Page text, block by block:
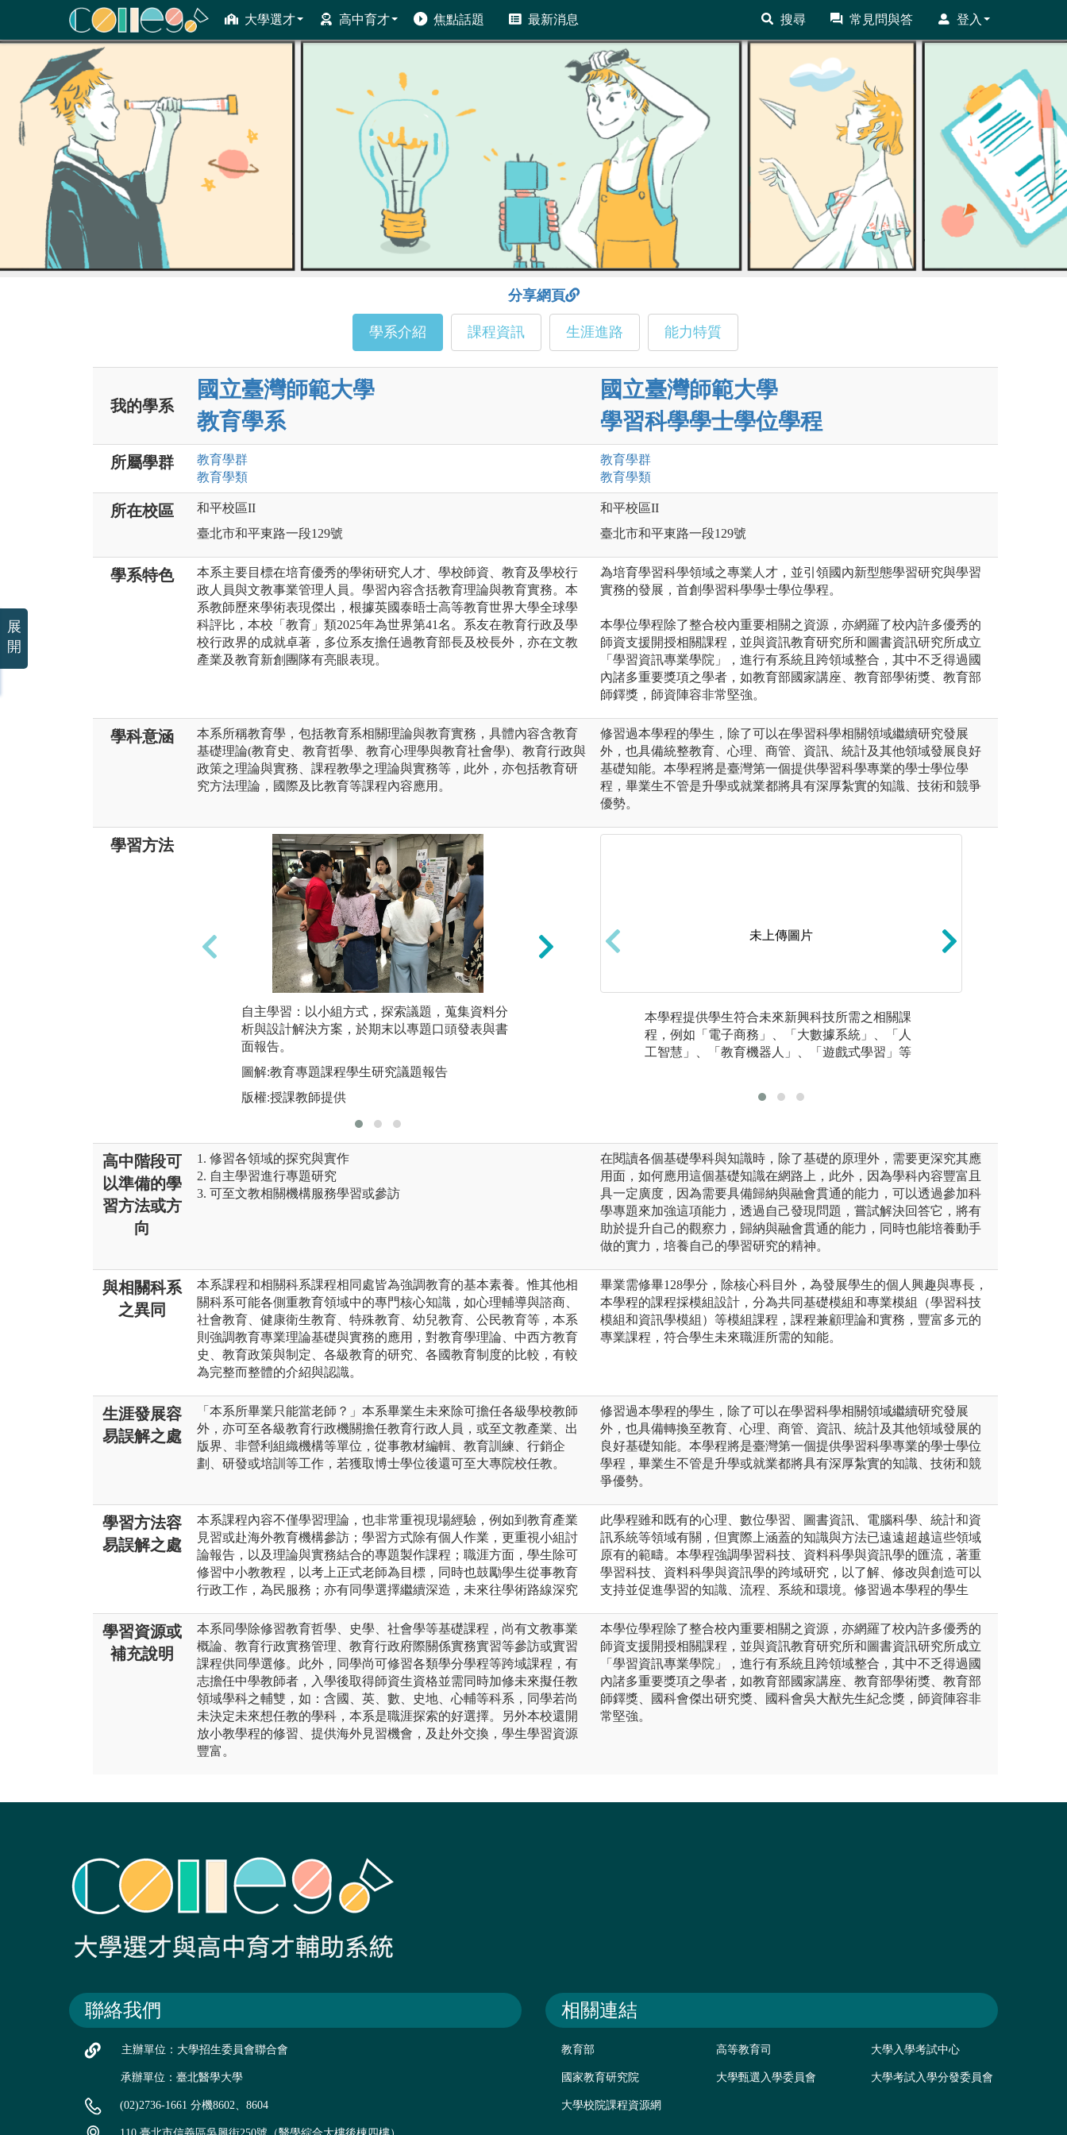
大學選才 高中育才 焦點話題 最新消息 搜尋 常見問與答 登入
ColleGo! 大學選才與高中育才輔助系統
分享網頁
學系介紹 課程資訊 生涯進路 能力特質
我的學系
國立臺灣師範大學
教育學系
國立臺灣師範大學
學習科學學士學位學程
所屬學群 教育學群
教育學類
教育學群
教育學類
所在校區
和平校區II
臺北市和平東路一段129號
和平校區II
臺北市和平東路一段129號
學系特色
本系主要目標在培育優秀的學術研究人才、學校師資、教育及學校行
政人員與文教事業管理人員。學習內容含括教育理論與教育實務。本
系教師歷來學術表現傑出，根據英國泰晤士高等教育世界大學全球學
科評比，本校「教育」類2025年為世界第41名。系友在教育行政及學
校行政界的成就卓著，多位系友擔任過教育部長及校長外，亦在文教
產業及教育新創團隊有亮眼表現。
為培育學習科學領域之專業人才，並引領國內新型態學習研究與學習
實務的發展，首創學習科學學士學位學程。
本學位學程除了整合校內重要相關之資源，亦網羅了校內許多優秀的
師資支援開授相關課程，並與資訊教育研究所和圖書資訊研究所成立
「學習資訊專業學院」，進行有系統且跨領域整合，其中不乏得過國
內諸多重要獎項之學者，如教育部國家講座、教育部學術獎、教育部
師鐸獎，師資陣容非常堅強。
學科意涵
本系所稱教育學，包括教育系相關理論與教育實務，具體內容含教育
基礎理論(教育史、教育哲學、教育心理學與教育社會學)、教育行政與
政策之理論與實務、課程教學之理論與實務等，此外，亦包括教育研
究方法理論，國際及比教育等課程內容應用。
修習過本學程的學生，除了可以在學習科學相關領域繼續研究發展
外，也具備統整教育、心理、商管、資訊、統計及其他領域發展良好
基礎知能。本學程將是臺灣第一個提供學習科學專業的學士學位學
程，畢業生不管是升學或就業都將具有深厚紮實的知識、技術和競爭
優勢。
學習方法
自主學習：以小組方式，探索議題，蒐集資料分
析與設計解決方案，於期末以專題口頭發表與書
面報告。
圖解:教育專題課程學生研究議題報告
版權:授課教師提供
分組報告與討論：藉由分組的過程， 讓同學之間
培養默契， 分工及團隊解決問題能力。
圖解:小組分組討論與報告
未上傳圖片
本學程提供學生符合未來新興科技所需之相關課
程，例如「電子商務」、「大數據系統」、「人
工智慧」、「教育機器人」、「遊戲式學習」等
高中階段可
以準備的學
習方法或方
向
1. 修習各領域的探究與實作
2. 自主學習進行專題研究
3. 可至文教相關機構服務學習或參訪
在閱讀各個基礎學科與知識時，除了基礎的原理外，需要更深究其應
用面，如何應用這個基礎知識在網路上，此外，因為學科內容豐富且
具一定廣度，因為需要具備歸納與融會貫通的能力，可以透過參加科
學專題來加強這項能力，透過自己發現問題，嘗試解決回答它，將有
助於提升自己的觀察力，歸納與融會貫通的能力，同時也能培養動手
做的實力，培養自己的學習研究的精神。
與相關科系
之異同
本系課程和相關科系課程相同處皆為強調教育的基本素養。惟其他相
關科系可能各側重教育領域中的專門核心知識，如心理輔導與諮商、
社會教育、健康衛生教育、特殊教育、幼兒教育、公民教育等，本系
則強調教育專業理論基礎與實務的應用，對教育學理論、中西方教育
史、教育政策與制定、各級教育的研究、各國教育制度的比較，有較
為完整而整體的介紹與認識。
畢業需修畢128學分，除核心科目外，為發展學生的個人興趣與專長，
本學程的課程採模組設計，分為共同基礎模組和專業模組（學習科技
模組和資訊學模組）等模組課程，課程兼顧理論和實務，豐富多元的
專業課程，符合學生未來職涯所需的知能。
生涯發展容
易誤解之處
「本系所畢業只能當老師？」本系畢業生未來除可擔任各級學校教師
外，亦可至各級教育行政機關擔任教育行政人員，或至文教產業、出
版界、非營利組織機構等單位，從事教材編輯、教育訓練、行銷企
劃、研發或培訓等工作，若獲取博士學位後還可至大專院校任教。
修習過本學程的學生，除了可以在學習科學相關領域繼續研究發展
外，也具備轉換至教育、心理、商管、資訊、統計及其他領域發展的
良好基礎知能。本學程將是臺灣第一個提供學習科學專業的學士學位
學程，畢業生不管是升學或就業都將具有深厚紮實的知識、技術和競
爭優勢。
學習方法容
易誤解之處
本系課程內容不僅學習理論，也非常重視現場經驗，例如到教育產業
見習或赴海外教育機構參訪；學習方式除有個人作業，更重視小組討
論報告，以及理論與實務結合的專題製作課程；職涯方面，學生除可
修習中小教教程，以考上正式老師為目標，同時也鼓勵學生從事教育
行政工作，為民服務；亦有同學選擇繼續深造，未來往學術路線深究
此學程雖和既有的心理、數位學習、圖書資訊、電腦科學、統計和資
訊系統等領域有關，但實際上涵蓋的知識與方法已遠遠超越這些領域
原有的範疇。本學程強調學習科技、資料科學與資訊學的匯流，著重
學習科技、資料科學與資訊學的跨域研究，以了解、修改與創造可以
支持並促進學習的知識、流程、系統和環境。修習過本學程的學生
學習資源或
補充說明
本系同學除修習教育哲學、史學、社會學等基礎課程，尚有文教事業
概論、教育行政實務管理、教育行政府際關係實務實習等參訪或實習
課程供同學選修。此外，同學尚可修習各類學分學程等跨域課程，有
志擔任中學教師者，入學後取得師資生資格並需同時加修未來擬任教
領域學科之輔雙，如：含國、英、數、史地、心輔等科系，同學若尚
未決定未來想任教的學科，本系是職涯探索的好選擇。另外本校還開
放小教學程的修習、提供海外見習機會，及赴外交換，學生學習資源
豐富。
本學位學程除了整合校內重要相關之資源，亦網羅了校內許多優秀的
師資支援開授相關課程，並與資訊教育研究所和圖書資訊研究所成立
「學習資訊專業學院」，進行有系統且跨領域整合，其中不乏得過國
內諸多重要獎項之學者，如教育部國家講座、教育部學術獎、教育部
師鐸獎、國科會傑出研究獎、國科會吳大猷先生紀念獎，師資陣容非
常堅強。
聯絡我們
主辦單位：大學招生委員會聯合會
承辦單位：臺北醫學大學
(02)2736-1661 分機8602、8604
相關連結
教育部 高等教育司 大學入學考試中心
國家教育研究院 大學甄選入學委員會 大學考試入學分發委員會
大學校院課程資源網
展
開